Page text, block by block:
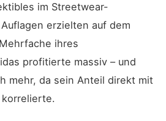
im Streetwear-
erzielten auf dem
ihres
profitierte massiv – und
mehr, da sein Anteil direkt mit